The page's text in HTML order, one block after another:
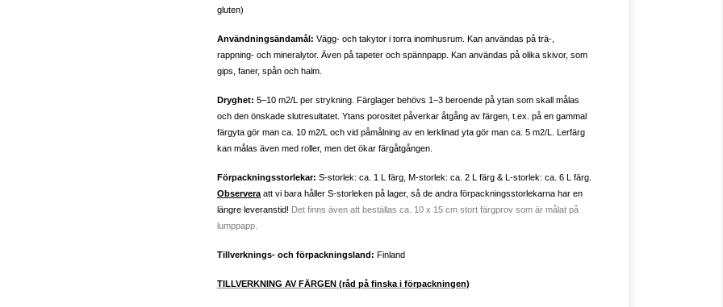
gluten)
Användningsändamål: Vägg- och takytor i torra inomhusrum. Kan användas på trä-,
rappning- och mineralytor. Även på tapeter och spännpapp. Kan användas på olika skivor, som
gips, faner, spån och halm.
Dryghet: 5–10 m2/L per strykning. Färglager behövs 1–3 beroende på ytan som skall målas
och den önskade slutresultatet. Ytans porositet påverkar åtgång av färgen, t.ex. på en gammal
färgyta gör man ca. 10 m2/L och vid påmålning av en lerklinad yta gör man ca. 5 m2/L. Lerfärg
kan målas även med roller, men det ökar färgåtgången.
Förpackningsstorlekar: S-storlek: ca. 1 L färg, M-storlek: ca. 2 L färg & L-storlek: ca. 6 L färg.
Observera att vi bara håller S-storleken på lager, så de andra förpackningsstorlekarna har en
längre leveranstid! Det finns även att beställas ca. 10 x 15 cm stort färgprov som är målat på
lumppapp.
Tillverknings- och förpackningsland: Finland
TILLVERKNING AV FÄRGEN (råd på finska i förpackningen)